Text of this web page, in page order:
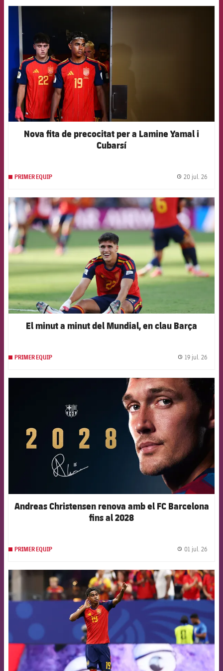
FCB Barcelona badge
Nova fita de precocitat per a Lamine Yamal i
Cubarsí
PRIMER EQUIP 20 jul. 26
FCB Barcelona badge
El minut a minut del Mundial, en clau Barça
PRIMER EQUIP 19 jul. 26
FCB Barcelona badge
Andreas Christensen renova amb el FC Barcelona
fins al 2028
PRIMER EQUIP 01 jul. 26
FCB Barcelona badge